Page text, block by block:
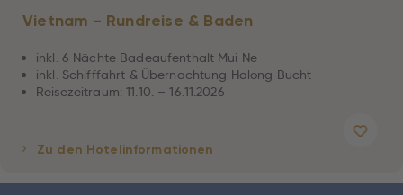
Vietnam - Rundreise & Baden
inkl. 6 Nächte Badeaufenthalt Mui Ne
inkl. Schifffahrt & Übernachtung Halong Bucht
Reisezeitraum: 11.10. – 16.11.2026
Zu den Hotelinformationen